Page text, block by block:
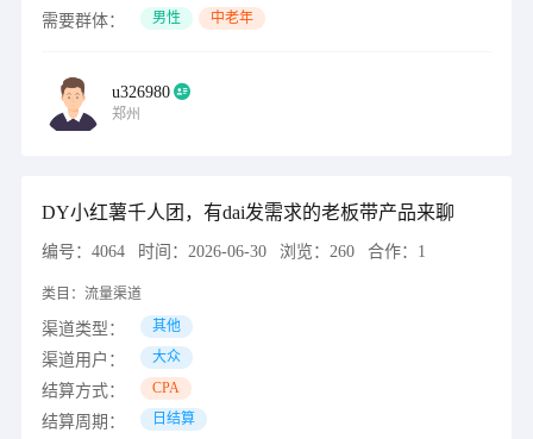
需要群体： 男性 中老年
u326980
郑州
DY小红薯千人团，有dai发需求的老板带产品来聊
编号： 4064 时间： 2026-06-30 浏览： 260 合作： 1
类目： 流量渠道
渠道类型： 其他
渠道用户： 大众
结算方式： CPA
结算周期： 日结算